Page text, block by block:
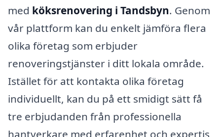
med köksrenovering i Tandsbyn. Genom
vår plattform kan du enkelt jämföra flera
olika företag som erbjuder
renoveringstjänster i ditt lokala område.
Istället för att kontakta olika företag
individuellt, kan du på ett smidigt sätt få
tre erbjudanden från professionella
hantverkare med erfarenhet och expertis